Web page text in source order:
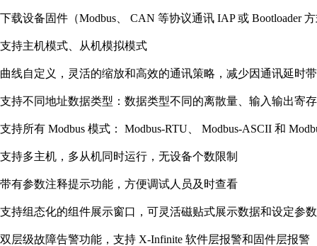
下载设备固件（Modbus、 CAN 等协议通讯 IAP 或 Bootloader
支持主机模式、从机模拟模式
曲线自定义，灵活的缩放和高效的通讯策略，减少因通讯延时
支持不同地址数据类型：数据类型不同的离散量、输入输出寄
支持所有 Modbus 模式： Modbus-RTU、 Modbus-ASCII 和
支持多主机，多从机同时运行，无设备个数限制
带有参数注释提示功能，方便调试人员及时查看
支持组态化的组件展示窗口，可灵活磁贴式展示数据和设定参数
双层级故障告警功能，支持 X-Infinite 软件层报警和固件层报警